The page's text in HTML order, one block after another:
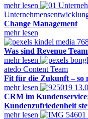
mehr lesen
Change Management
mehr lesen
Was sind Revenue
mehr lesen
atedo Content Team
Fit für die Zukunft – so
mehr lesen
CRM im
Kundenzufriedenheit
mehr lesen